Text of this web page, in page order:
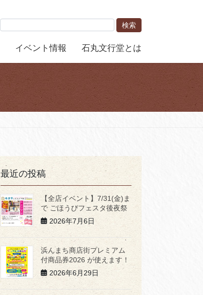
イベント情報 石丸文行堂とは
最近の投稿
【全店イベント】7/31(金)ま
で ごほうびフェスタ後夜祭
2026年7月6日
浜んまち商店街プレミアム
付商品券2026 が使えます！
2026年6月29日